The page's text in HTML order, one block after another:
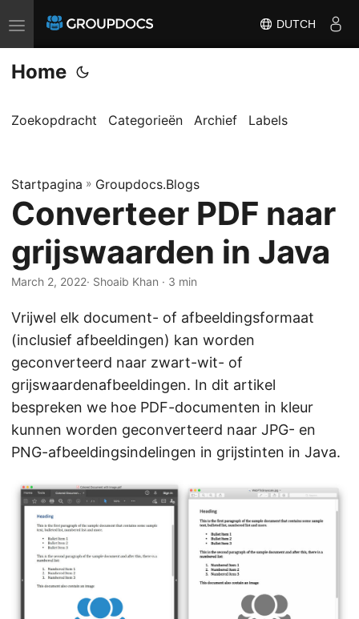
T
o
g
l
a
v
i
g
a
i
o
n
DUTCH
Home
Zoekopdracht Categorieën Archief Labels
Startpagina » Groupdocs.Blogs
Converteer PDF naar
grijswaarden in Java
March 2, 2022· Shoaib Khan · 3 min
Vrijwel elk document- of afbeeldingsformaat
(inclusief afbeeldingen) kan worden
geconverteerd naar zwart-wit- of
grijswaardenafbeeldingen. In dit artikel
bespreken we hoe PDF-documenten in kleur
kunnen worden geconverteerd naar JPG- en
PNG-afbeeldingsindelingen in grijstinten in Java.